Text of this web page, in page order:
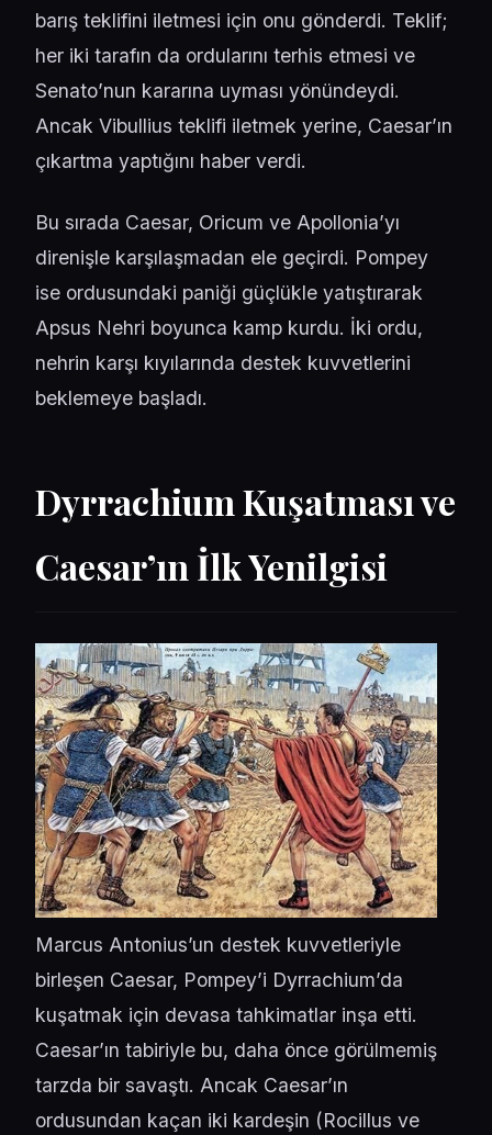
barış teklifini iletmesi için onu gönderdi. Teklif;
her iki tarafın da ordularını terhis etmesi ve
Senato’nun kararına uyması yönündeydi.
Ancak Vibullius teklifi iletmek yerine, Caesar’ın
çıkartma yaptığını haber verdi.
Bu sırada Caesar, Oricum ve Apollonia’yı
direnişle karşılaşmadan ele geçirdi. Pompey
ise ordusundaki paniği güçlükle yatıştırarak
Apsus Nehri boyunca kamp kurdu. İki ordu,
nehrin karşı kıyılarında destek kuvvetlerini
beklemeye başladı.
Dyrrachium Kuşatması ve
Caesar’ın İlk Yenilgisi
Marcus Antonius’un destek kuvvetleriyle
birleşen Caesar, Pompey’i Dyrrachium’da
kuşatmak için devasa tahkimatlar inşa etti.
Caesar’ın tabiriyle bu, daha önce görülmemiş
tarzda bir savaştı. Ancak Caesar’ın
ordusundan kaçan iki kardeşin (Rocillus ve